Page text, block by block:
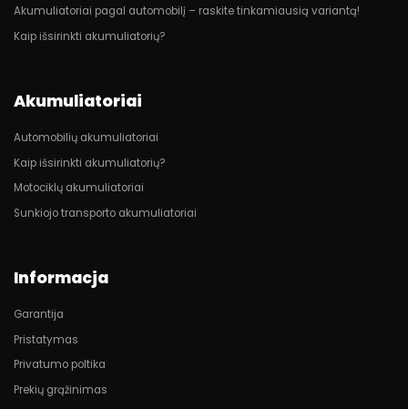
Akumuliatoriai pagal automobilį – raskite tinkamiausią variantą!
Kaip išsirinkti akumuliatorių?
Akumuliatoriai
Automobilių akumuliatoriai
Kaip išsirinkti akumuliatorių?
Motociklų akumuliatoriai
Sunkiojo transporto akumuliatoriai
Informacja
Garantija
Pristatymas
Privatumo poltika
Prekių grąžinimas